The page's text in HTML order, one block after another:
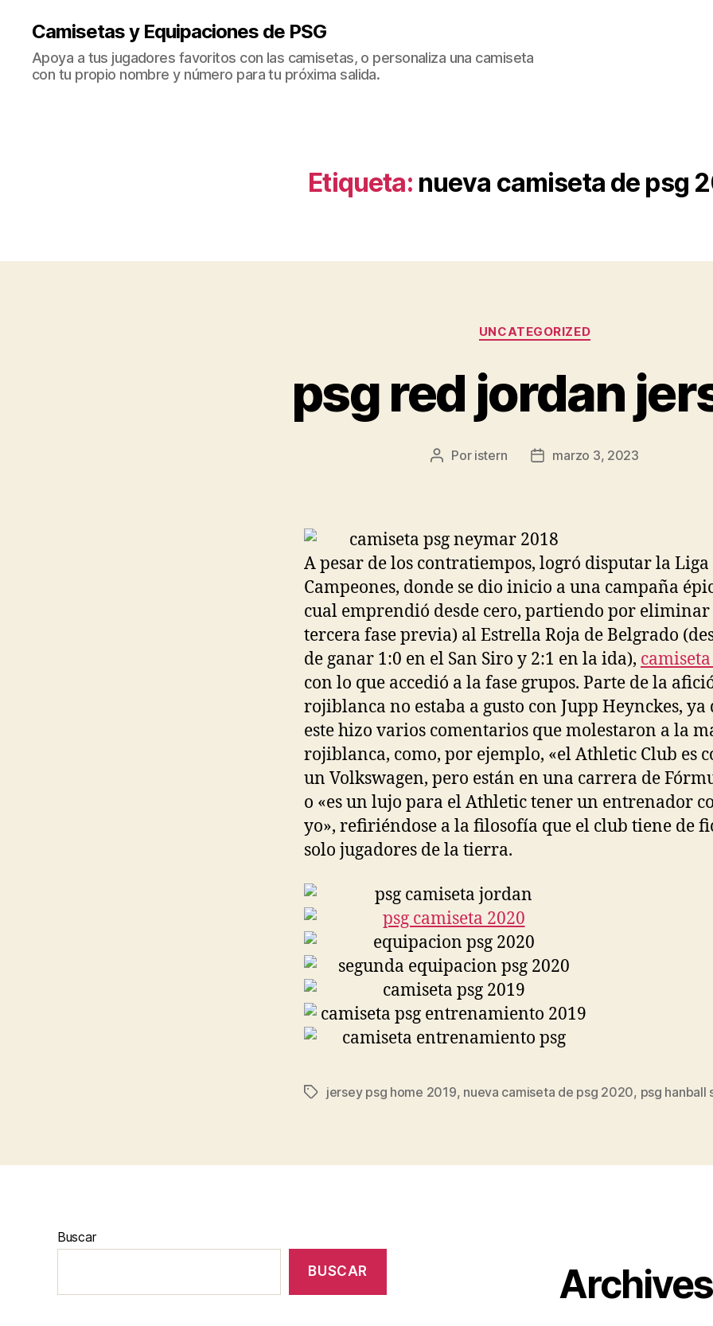
Camisetas y Equipaciones de PSG
Apoya a tus jugadores favoritos con las camisetas, o personaliza una camiseta
con tu propio nombre y número para tu próxima salida.
Etiqueta: nueva camiseta de psg
Categorías
UNCATEGORIZED
psg red jordan
Autor
Por istern
Fechamarzo 3, 2023
A pesar de los contratiempos, logró disputar la Liga
Campeones, donde se dio inicio a una campaña
cual emprendió desde cero, partiendo por eliminar
tercera fase previa) al Estrella Roja de Belgrado
de ganar 1:0 en el San Siro y 2:1 en la ida),
con lo que accedió a la fase grupos. Parte de la
rojiblanca no estaba a gusto con Jupp Heynckes, ya
este hizo varios comentarios que molestaron a la
rojiblanca, como, por ejemplo, «el Athletic Club es
un Volkswagen, pero están en una carrera de
o «es un lujo para el Athletic tener un entrenador
yo», refiriéndose a la filosofía que el club tiene de
solo jugadores de la tierra.
Etiquetas
jersey psg home 2019, nueva camiseta de psg 2020, psg hanball
Buscar
BUSCAR Archives